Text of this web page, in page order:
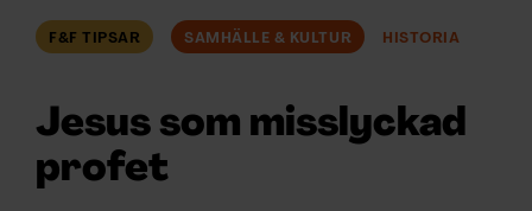
f
r
Prenumerera
Logga in
F&F TIPSAR SAMHÄLLE & KULTUR HISTORIA
Jesus som misslyckad
profet